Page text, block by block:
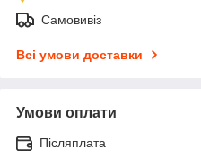
Самовивіз
Всі умови доставки
Умови оплати
Післяплата